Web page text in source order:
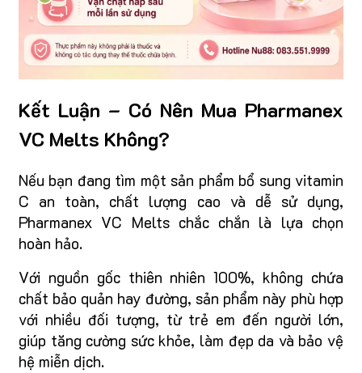
Kết Luận – Có Nên Mua Pharmanex
VC Melts Không?
Nếu bạn đang tìm một sản phẩm bổ sung vitamin
C an toàn, chất lượng cao và dễ sử dụng,
Pharmanex VC Melts chắc chắn là lựa chọn
hoàn hảo.
Với nguồn gốc thiên nhiên 100%, không chứa
chất bảo quản hay đường, sản phẩm này phù hợp
với nhiều đối tượng, từ trẻ em đến người lớn,
giúp tăng cường sức khỏe, làm đẹp da và bảo vệ
hệ miễn dịch.